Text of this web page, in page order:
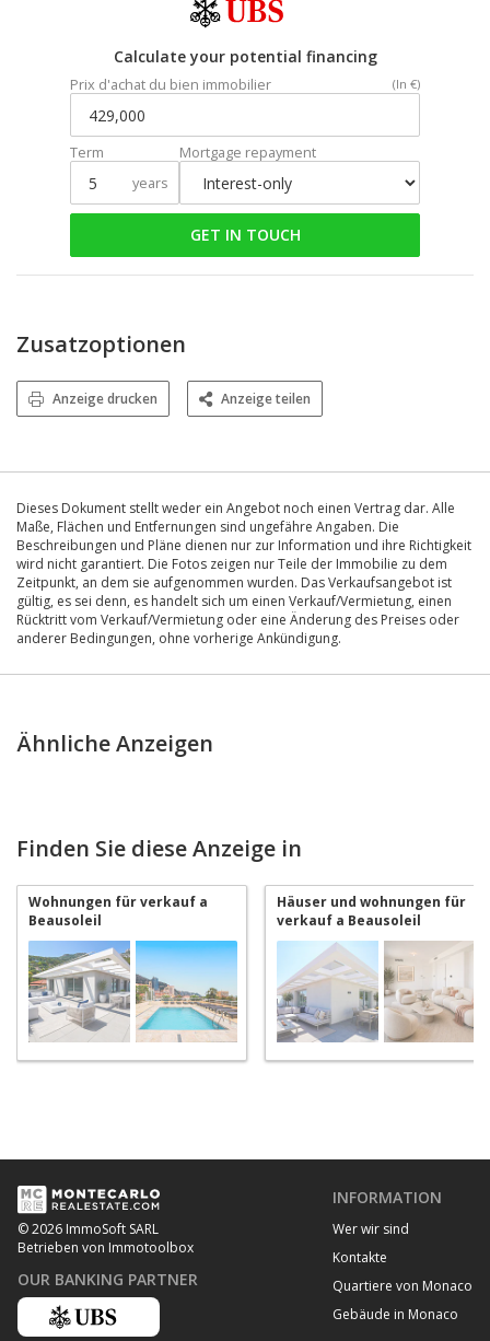
Calculate your potential financing
Prix d'achat du bien immobilier (In €)
Term
years
Mortgage repayment
GET IN TOUCH
Zusatzoptionen
Anzeige drucken Anzeige teilen
Dieses Dokument stellt weder ein Angebot noch einen Vertrag dar. Alle
Maße, Flächen und Entfernungen sind ungefähre Angaben. Die
Beschreibungen und Pläne dienen nur zur Information und ihre Richtigkeit
wird nicht garantiert. Die Fotos zeigen nur Teile der Immobilie zu dem
Zeitpunkt, an dem sie aufgenommen wurden. Das Verkaufsangebot ist
gültig, es sei denn, es handelt sich um einen Verkauf/Vermietung, einen
Rücktritt vom Verkauf/Vermietung oder eine Änderung des Preises oder
anderer Bedingungen, ohne vorherige Ankündigung.
Ähnliche Anzeigen
Finden Sie diese Anzeige in
Wohnungen für verkauf a
Beausoleil
Häuser und wohnungen für
verkauf a Beausoleil
© 2026 ImmoSoft SARL
Betrieben von Immotoolbox
OUR BANKING PARTNER
INFORMATION
Wer wir sind
Kontakte
Quartiere von Monaco
Gebäude in Monaco